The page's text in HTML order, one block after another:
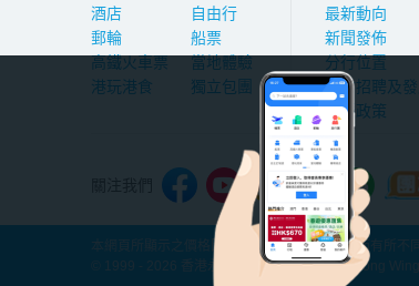
酒店
郵輪
高鐵火車票
港玩港食
自由行
船票
當地體驗
獨立包團
最新動向
新聞發佈
分行位置
人才招聘及
私隱政策
本網頁所顯示之價格因應產品種類及出發日期而有所
© 1999 - 2026 香港永安旅遊有限公司 Hong Kong